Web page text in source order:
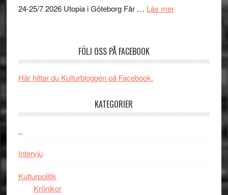
någonsin
24-25/7 2026 Utopia i Göteborg Får … Läs merom
firas
FÖLJ OSS PÅ FACEBOOK
Här hittar du Kulturbloggen på Facebook.
KATEGORIER
..
Intervju
Kulturpolitik
Krönikor